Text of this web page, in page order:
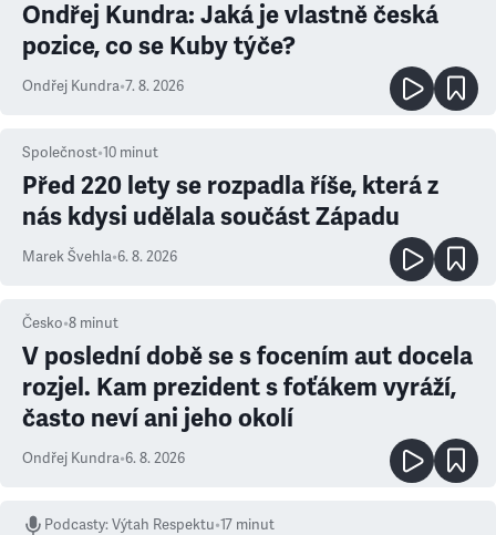
Ondřej Kundra: Jaká je vlastně česká
pozice, co se Kuby týče?
Ondřej Kundra•7. 8. 2026
Společnost•10 minut
Před 220 lety se rozpadla říše, která z
nás kdysi udělala součást Západu
Marek Švehla•6. 8. 2026
Česko•8 minut
V poslední době se s focením aut docela
rozjel. Kam prezident s foťákem vyráží,
často neví ani jeho okolí
Ondřej Kundra•6. 8. 2026
Podcasty:Výtah Respektu•17 minut